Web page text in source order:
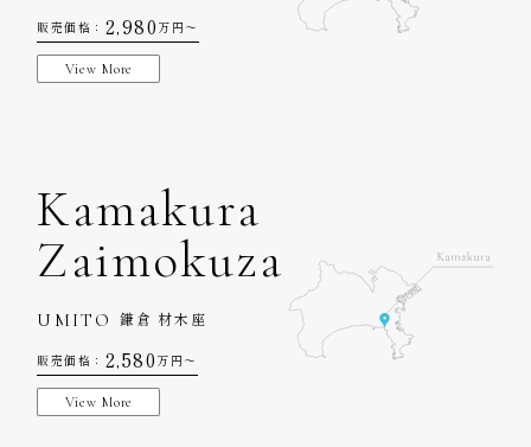
販売価格： 2,980 万円〜
View More
Kamakura
Zaimokuza
UMITO 鎌倉 材木座
販売価格： 2,580 万円〜
View More